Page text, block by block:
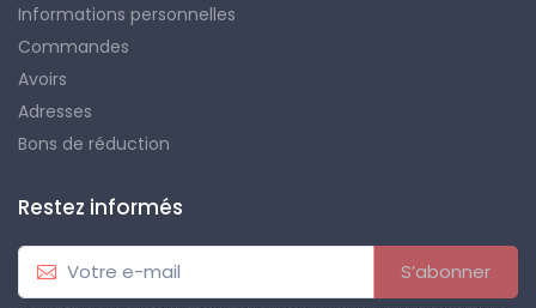
Informations personnelles
Commandes
Avoirs
Adresses
Bons de réduction
Restez informés
S’abonner